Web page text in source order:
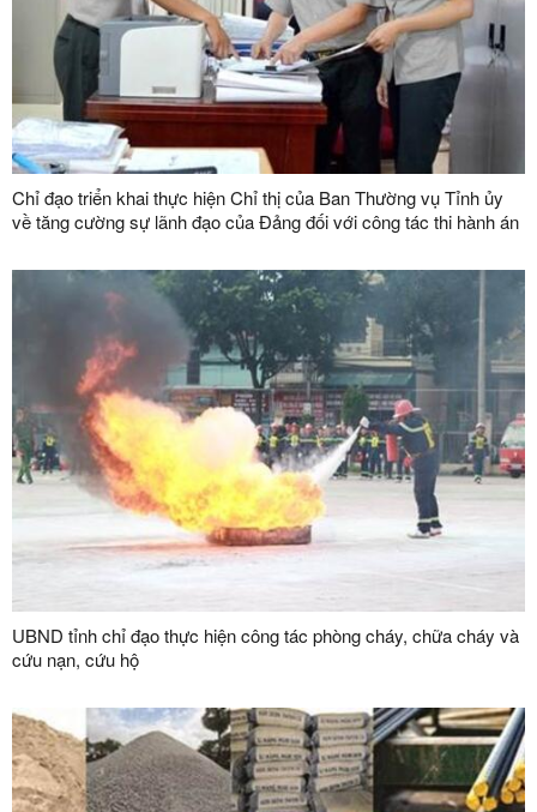
Chỉ đạo triển khai thực hiện Chỉ thị của Ban Thường vụ Tỉnh ủy
về tăng cường sự lãnh đạo của Đảng đối với công tác thi hành án
UBND tỉnh chỉ đạo thực hiện công tác phòng cháy, chữa cháy và
cứu nạn, cứu hộ